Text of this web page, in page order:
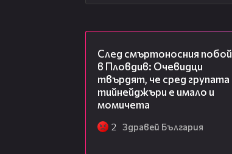
След смъртоносния побой
в Пловдив: Очевидци
твърдят, че сред групата
тийнейджъри е имало и
момичета
2 Здравей България